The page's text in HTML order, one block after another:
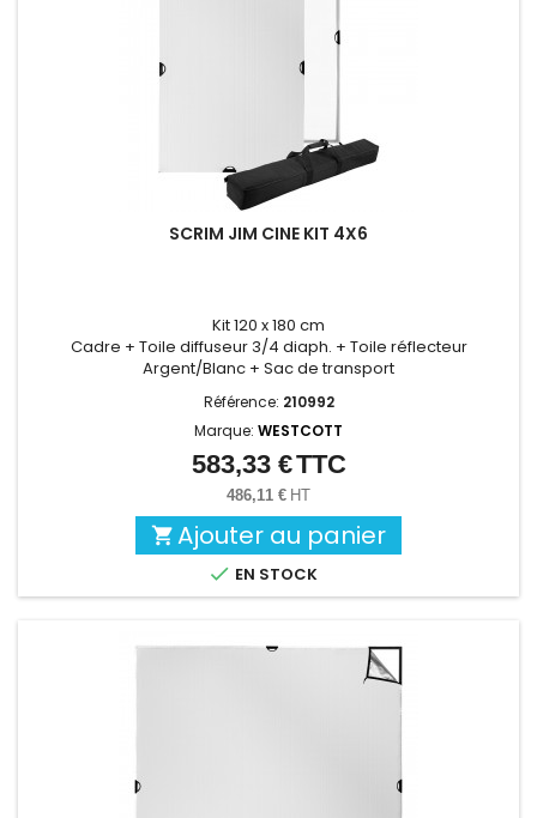
SCRIM JIM CINE KIT 4X6
Kit 120 x 180 cm
Cadre + Toile diffuseur 3/4 diaph. + Toile réflecteur
Argent/Blanc + Sac de transport
Référence: 210992
Marque: WESTCOTT
Prix
583,33 €TTC
486,11 € HT
 Ajouter au panier
 EN STOCK